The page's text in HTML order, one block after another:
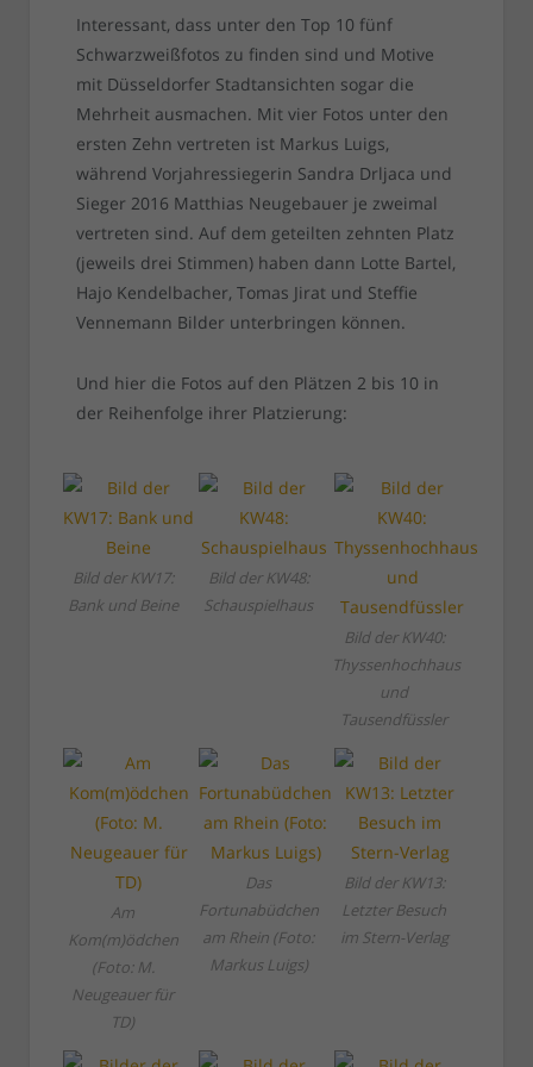
Interessant, dass unter den Top 10 fünf
Schwarzweißfotos zu finden sind und Motive
mit Düsseldorfer Stadtansichten sogar die
Mehrheit ausmachen. Mit vier Fotos unter den
ersten Zehn vertreten ist Markus Luigs,
während Vorjahressiegerin Sandra Drljaca und
Sieger 2016 Matthias Neugebauer je zweimal
vertreten sind. Auf dem geteilten zehnten Platz
(jeweils drei Stimmen) haben dann Lotte Bartel,
Hajo Kendelbacher, Tomas Jirat und Steffie
Vennemann Bilder unterbringen können.
Und hier die Fotos auf den Plätzen 2 bis 10 in
der Reihenfolge ihrer Platzierung:
Bild der KW17:
Bank und Beine
Bild der KW48:
Schauspielhaus
Bild der KW40:
Thyssenhochhaus
und
Tausendfüssler
Am
Kom(m)ödchen
(Foto: M.
Neugeauer für
TD)
Das
Fortunabüdchen
am Rhein (Foto:
Markus Luigs)
Bild der KW13:
Letzter Besuch
im Stern-Verlag